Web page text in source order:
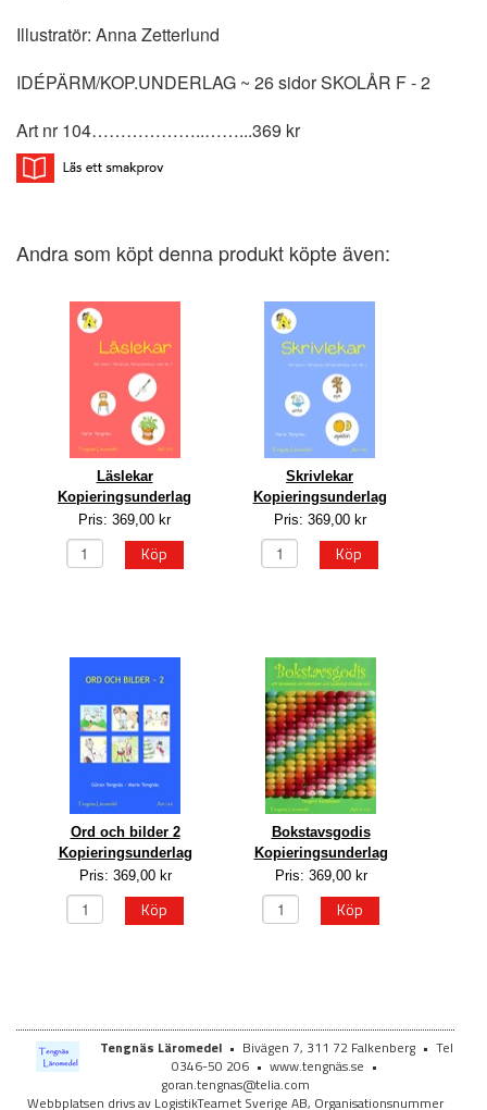
Illustratör: Anna Zetterlund
IDÉPÄRM/KOP.UNDERLAG ~ 26 sidor SKOLÅR F - 2
Art nr 104………………..……...369 kr
Andra som köpt denna produkt köpte även:
Läslekar
Kopieringsunderlag
Pris: 369,00 kr
Köp
Skrivlekar
Kopieringsunderlag
Pris: 369,00 kr
Köp
Ord och bilder 2
Kopieringsunderlag
Pris: 369,00 kr
Köp
Bokstavsgodis
Kopieringsunderlag
Pris: 369,00 kr
Köp
Tengnäs Läromedel • Bivägen 7, 311 72 Falkenberg • Tel
0346-50 206 • www.tengnäs.se •
goran.tengnas@telia.com
Webbplatsen drivs av LogistikTeamet Sverige AB, Organisationsnummer